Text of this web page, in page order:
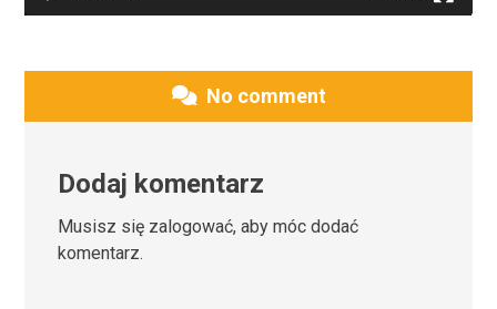
No comment
Dodaj komentarz
Musisz się zalogować, aby móc dodać
komentarz.